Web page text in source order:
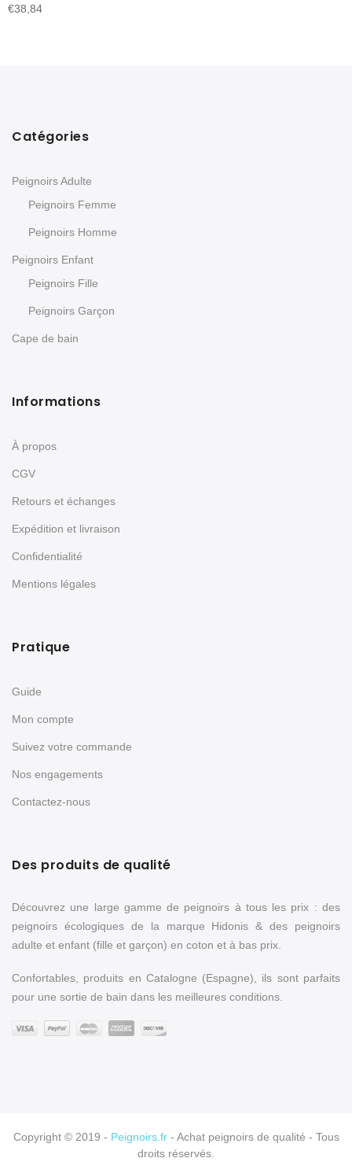
€38,84
Catégories
Peignoirs Adulte
Peignoirs Femme
Peignoirs Homme
Peignoirs Enfant
Peignoirs Fille
Peignoirs Garçon
Cape de bain
Informations
À propos
CGV
Retours et échanges
Expédition et livraison
Confidentialité
Mentions légales
Pratique
Guide
Mon compte
Suivez votre commande
Nos engagements
Contactez-nous
Des produits de qualité
Découvrez une large gamme de peignoirs à tous les prix : des
peignoirs écologiques de la marque Hidonis & des peignoirs
adulte et enfant (fille et garçon) en coton et à bas prix.
Confortables, produits en Catalogne (Espagne), ils sont parfaits
pour une sortie de bain dans les meilleures conditions.
Copyright © 2019 - Peignoirs.fr- Achat peignoirs de qualité - Tous
droits réservés.